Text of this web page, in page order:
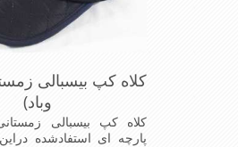
کلاه کپ بیسبالی
وباد)
کلاه کپ بیسبالی
پارچه ای استفادشده